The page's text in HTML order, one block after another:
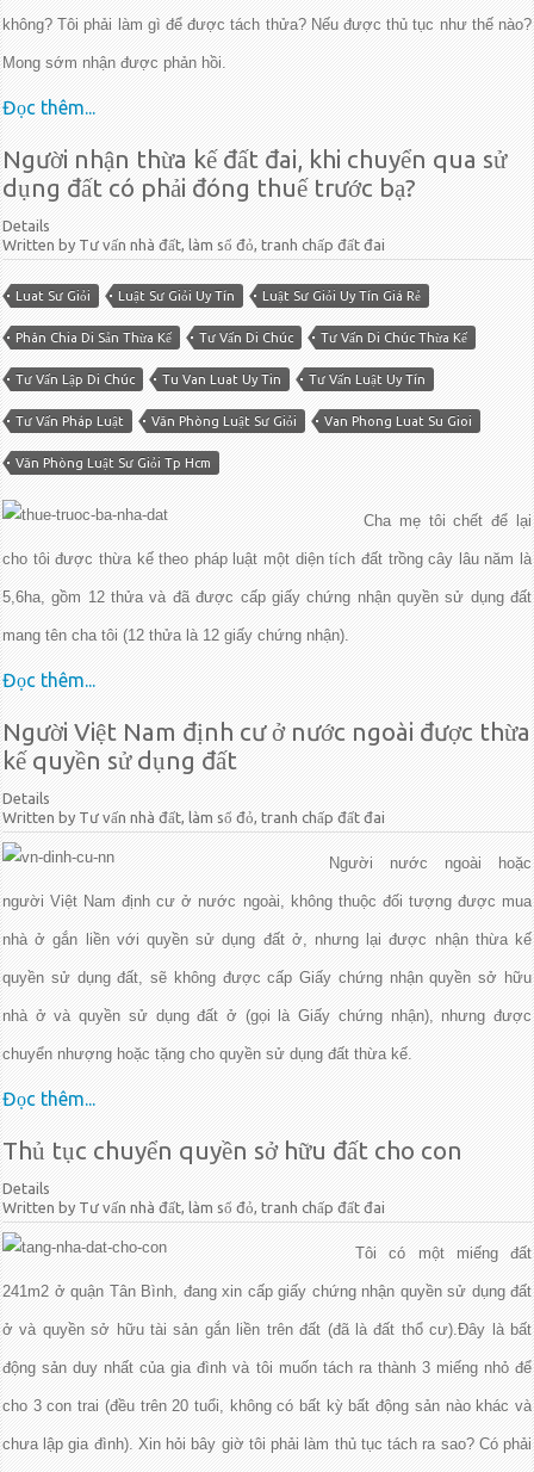
không? Tôi phải làm gì để được tách thửa? Nếu được thủ tục như thế nào?
Mong sớm nhận được phản hồi.
Đọc thêm...
Người nhận thừa kế đất đai, khi chuyển qua sử
dụng đất có phải đóng thuế trước bạ?
Details
Written by Tư vấn nhà đất, làm sổ đỏ, tranh chấp đất đai
Luat Sư Giỏi Luật Sư Giỏi Uy Tín Luật Sư Giỏi Uy Tín Giá Rẻ
Phân Chia Di Sản Thừa Kế Tư Vấn Di Chúc Tư Vấn Di Chúc Thừa Kế
Tư Vấn Lập Di Chúc Tu Van Luat Uy Tin Tư Vấn Luật Uy Tín
Tư Vấn Pháp Luật Văn Phòng Luật Sư Giỏi Van Phong Luat Su Gioi
Văn Phòng Luật Sư Giỏi Tp Hcm
Cha mẹ tôi chết để lại
cho tôi được thừa kế theo pháp luật một diện tích đất trồng cây lâu năm là
5,6ha, gồm 12 thửa và đã được cấp giấy chứng nhận quyền sử dụng đất
mang tên cha tôi (12 thửa là 12 giấy chứng nhận).
Đọc thêm...
Người Việt Nam định cư ở nước ngoài được thừa
kế quyền sử dụng đất
Details
Written by Tư vấn nhà đất, làm sổ đỏ, tranh chấp đất đai
Người nước ngoài hoặc
người Việt Nam định cư ở nước ngoài, không thuộc đối tượng được mua
nhà ở gắn liền với quyền sử dụng đất ở, nhưng lại được nhận thừa kế
quyền sử dụng đất, sẽ không được cấp Giấy chứng nhận quyền sở hữu
nhà ở và quyền sử dụng đất ở (gọi là Giấy chứng nhận), nhưng được
chuyển nhượng hoặc tặng cho quyền sử dụng đất thừa kế.
Đọc thêm...
Thủ tục chuyển quyền sở hữu đất cho con
Details
Written by Tư vấn nhà đất, làm sổ đỏ, tranh chấp đất đai
Tôi có một miếng đất
241m2 ở quận Tân Bình, đang xin cấp giấy chứng nhận quyền sử dụng đất
ở và quyền sở hữu tài sản gắn liền trên đất (đã là đất thổ cư).Đây là bất
động sản duy nhất của gia đình và tôi muốn tách ra thành 3 miếng nhỏ để
cho 3 con trai (đều trên 20 tuổi, không có bất kỳ bất động sản nào khác và
chưa lập gia đình). Xin hỏi bây giờ tôi phải làm thủ tục tách ra sao? Có phải